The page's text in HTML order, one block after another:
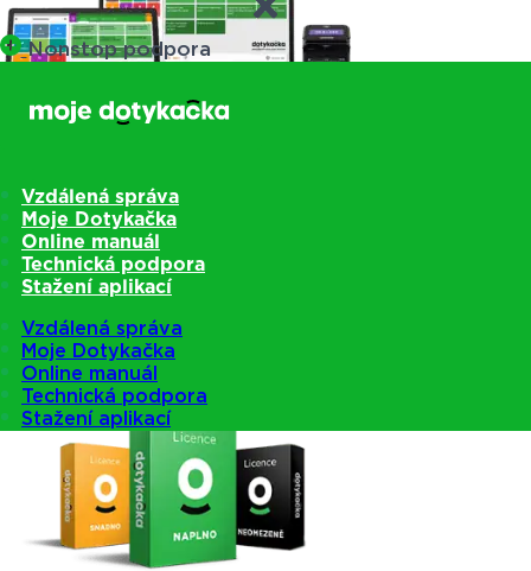
Nonstop podpora
Vzdálená správa
Moje Dotykačka
Online manuál
Technická podpora
Stažení aplikací
Vzdálená správa
Moje Dotykačka
Online manuál
Technická podpora
Stažení aplikací
Nabídka pokladen